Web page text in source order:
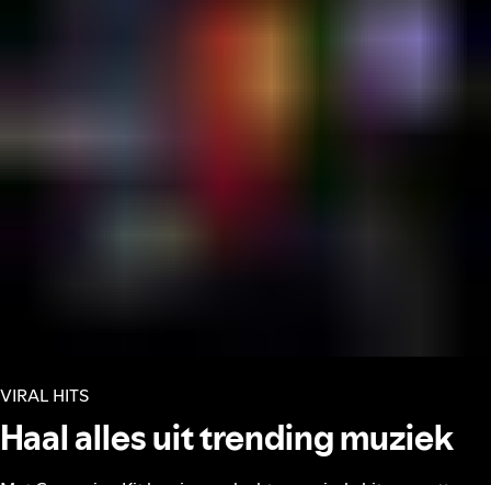
VIRAL HITS
Haal alles uit trending muziek